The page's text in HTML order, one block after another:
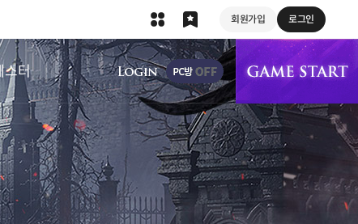
회원가입 로그인
스터
상단 메뉴